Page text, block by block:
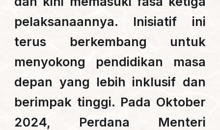
pelaksanaannya. Inisiatif ini
terus berkembang untuk
menyokong pendidikan masa
depan yang lebih inklusif dan
berimpak tinggi. Pada Oktober
2024, Perdana Menteri